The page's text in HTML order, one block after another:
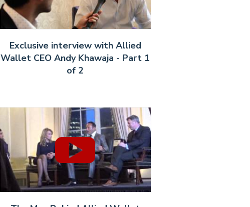
Exclusive interview with Allied
Wallet CEO Andy Khawaja - Part 1
of 2